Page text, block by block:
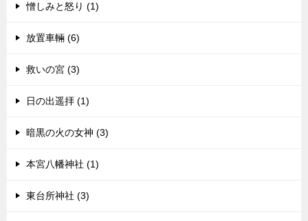
憎しみと怒り (1)
放置車輛 (6)
救いの宮 (3)
日の出遥拝 (1)
暗黒の火の女神 (3)
本宮八幡神社 (1)
東台所神社 (3)